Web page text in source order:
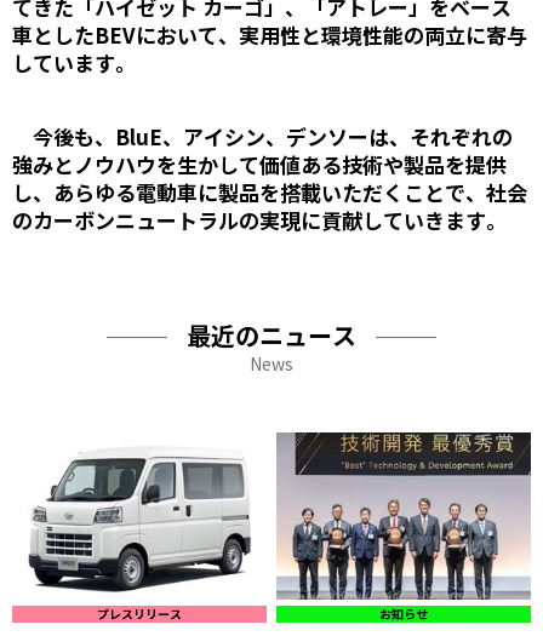
てきた「ハイゼット カーゴ」、「アトレー」をベース
車としたBEVにおいて、実用性と環境性能の両立に寄与
しています。
今後も、BluE、アイシン、デンソーは、それぞれの
強みとノウハウを生かして価値ある技術や製品を提供
し、あらゆる電動車に製品を搭載いただくことで、社会
のカーボンニュートラルの実現に貢献していきます。
最近のニュース
News
プレスリリース お知らせ